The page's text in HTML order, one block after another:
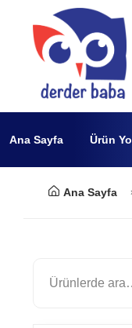
Ana Sayfa Ürün
Ana Sayfa